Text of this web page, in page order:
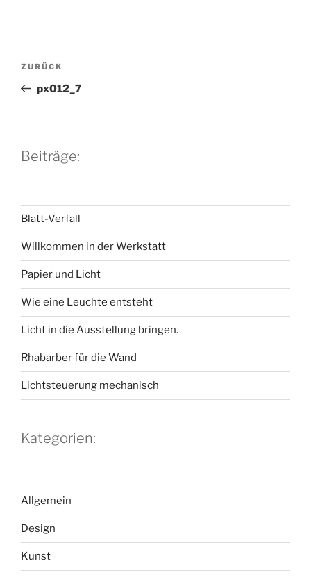
Beitragsnavigation
Vorheriger
Beitrag
ZURÜCK
px012_7
Beiträge:
Blatt-Verfall
Willkommen in der Werkstatt
Papier und Licht
Wie eine Leuchte entsteht
Licht in die Ausstellung bringen.
Rhabarber für die Wand
Lichtsteuerung mechanisch
Kategorien:
Allgemein
Design
Kunst